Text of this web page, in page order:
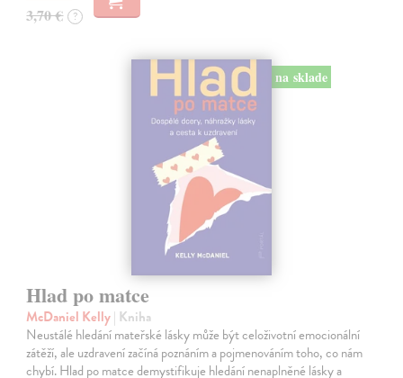
3,70 € ?
na sklade
Hlad po matce
McDaniel Kelly| Kniha
Neustálé hledání mateřské lásky může být celoživotní emocionální
zátěží, ale uzdravení začíná poznáním a pojmenováním toho, co nám
chybí. Hlad po matce demystifikuje hledání nenaplněné lásky a